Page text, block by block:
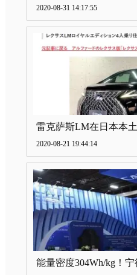
2020-08-31 14:17:55
2020-08-21 19:44:14